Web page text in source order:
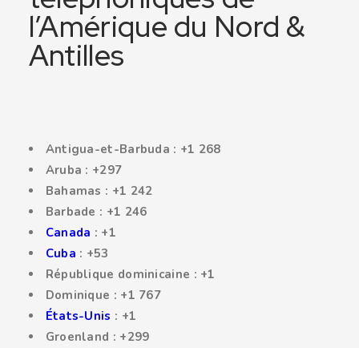
l’Amérique du Nord &
Antilles
Antigua-et-Barbuda : +1 268
Aruba : +297
Bahamas : +1 242
Barbade : +1 246
Canada : +1
Cuba : +53
République dominicaine : +1
Dominique : +1 767
États-Unis : +1
Groenland : +299